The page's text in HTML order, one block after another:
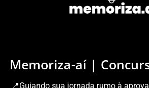
Memoriza-aí |
📍Guiando sua jornada rumo à